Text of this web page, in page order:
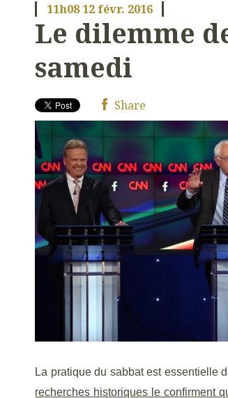
11h08 12 févr. 2016
Le dilemme
samedi
Share
La pratique du sabbat est essentielle
recherches historiques le confirment